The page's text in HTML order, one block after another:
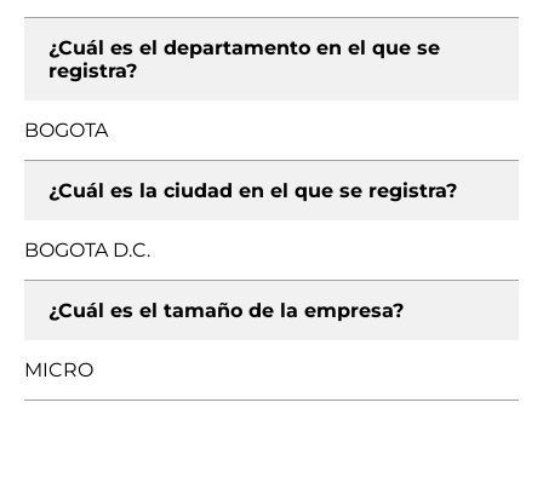
¿Cuál es el departamento en el que se
registra?
BOGOTA
¿Cuál es la ciudad en el que se registra?
BOGOTA D.C.
¿Cuál es el tamaño de la empresa?
MICRO